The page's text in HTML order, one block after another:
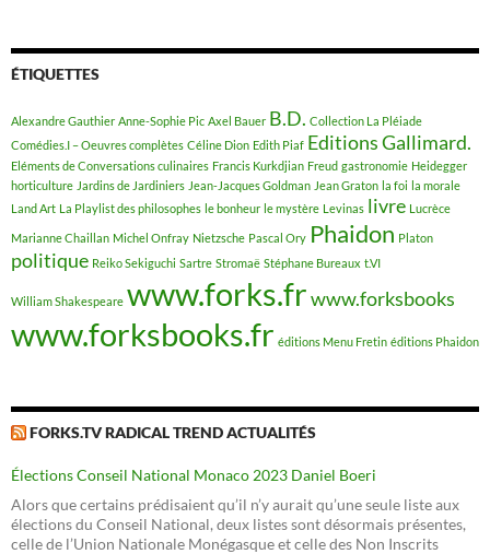
ÉTIQUETTES
Alexandre Gauthier Anne-Sophie Pic Axel Bauer B.D. Collection La Pléiade
Comédies.I – Oeuvres complètes Céline Dion Edith Piaf Editions Gallimard.
Eléments de Conversations culinaires Francis Kurkdjian Freud gastronomie Heidegger
horticulture Jardins de Jardiniers Jean-Jacques Goldman Jean Graton la foi la morale
Land Art La Playlist des philosophes le bonheur le mystère Levinas livre Lucrèce
Marianne Chaillan Michel Onfray Nietzsche Pascal Ory Phaidon Platon
politique Reiko Sekiguchi Sartre Stromaë Stéphane Bureaux t.VI
William Shakespeare www.forks.frwww.forksbooks
www.forksbooks.fr éditions Menu Fretin éditions Phaidon
FORKS.TV RADICAL TREND ACTUALITÉS
Élections Conseil National Monaco 2023 Daniel Boeri
Alors que certains prédisaient qu’il n’y aurait qu’une seule liste aux
élections du Conseil National, deux listes sont désormais présentes,
celle de l’Union Nationale Monégasque et celle des Non Inscrits